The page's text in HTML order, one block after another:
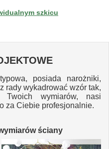
szkicu
posiada narożniki,
rady wykadrować wzór tak,
wymiarów, nasi
za Ciebie profesjonalnie.
ściany